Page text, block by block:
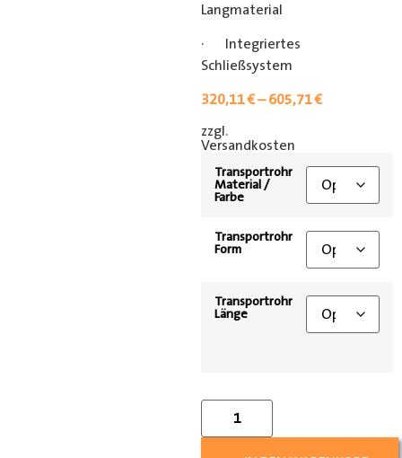
Langmaterial
· Integriertes
Schließsystem
320,11€–605,71€
zzgl.
Versandkosten
Transportrohr
Material /
Farbe
Transportrohr
Form
Transportrohr
Länge